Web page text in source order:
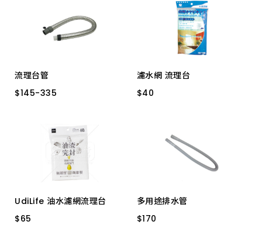
4 尺-小口
3 尺-大頭
流理台管
$145-335
$145-335
厚白鐵 ３ 尺
厚白鐵４尺
ST＋膠 4 尺 5072-6
濾水網 流理台
$40
$40
UdiLife 油水濾網流理台
$65
$65
多用途排水管
$170
$170